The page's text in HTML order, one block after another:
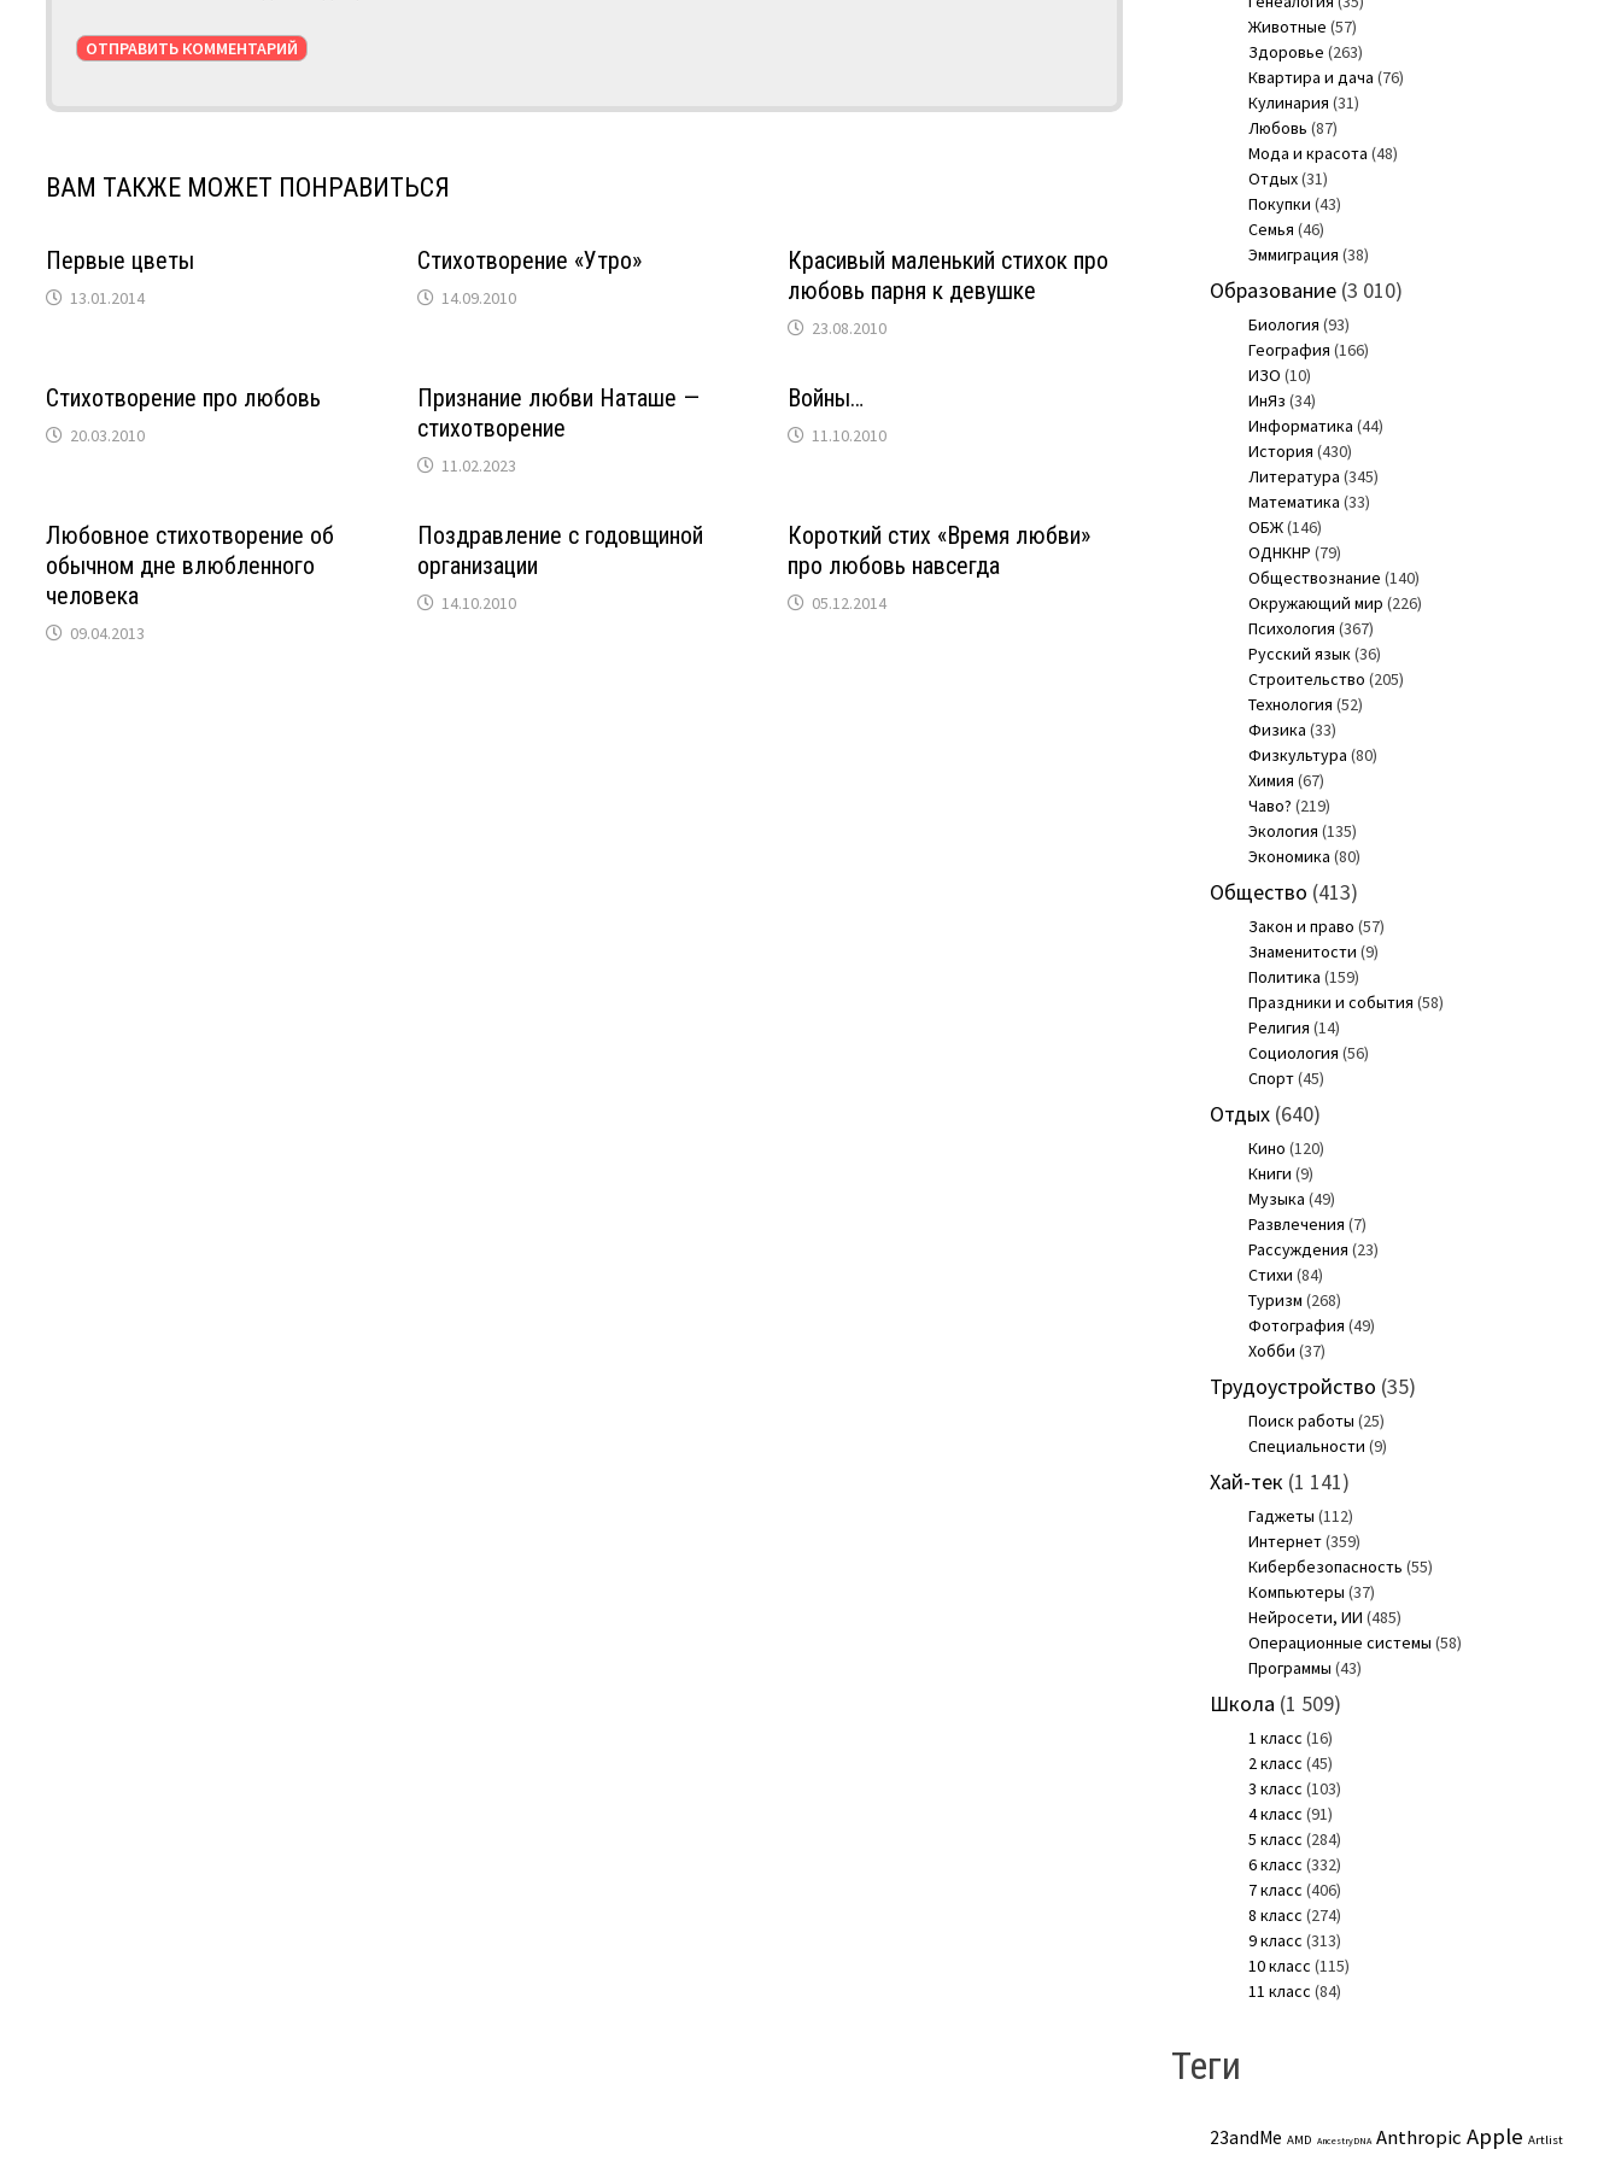
ВАМ ТАКЖЕ МОЖЕТ ПОНРАВИТЬСЯ
Первые цветы
13.01.2014
Стихотворение «Утро»
14.09.2010
Красивый маленький стихок про
любовь парня к девушке
23.08.2010
Стихотворение про любовь
20.03.2010
Признание любви Наташе —
стихотворение
11.02.2023
Войны…
11.10.2010
Любовное стихотворение об
обычном дне влюбленного
человека
09.04.2013
Поздравление с годовщиной
организации
14.10.2010
Короткий стих «Время любви»
про любовь навсегда
05.12.2014
Животные (57)
Здоровье (263)
Квартира и дача (76)
Кулинария (31)
Любовь (87)
Мода и красота (48)
Отдых(31)
Покупки (43)
Семья (46)
Эммиграция (38)
Образование(3 010)
Биология (93)
География (166)
ИЗО (10)
ИнЯз (34)
Информатика (44)
История (430)
Литература (345)
Математика (33)
ОБЖ(146)
ОДНКНР (79)
Обществознание (140)
Окружающий мир (226)
Психология (367)
Русский язык(36)
Строительство (205)
Технология (52)
Физика (33)
Физкультура (80)
Химия (67)
Чаво? (219)
Экология (135)
Экономика (80)
Общество (413)
Закон и право (57)
Знаменитости (9)
Политика (159)
Праздники и события (58)
Религия (14)
Социология (56)
Спорт(45)
Отдых(640)
Кино (120)
Книги (9)
Музыка (49)
Развлечения (7)
Рассуждения (23)
Стихи (84)
Туризм (268)
Фотография (49)
Хобби (37)
Трудоустройство (35)
Поиск работы (25)
Специальности (9)
Хай-тек (1 141)
Гаджеты (112)
Интернет(359)
Кибербезопасность (55)
Компьютеры (37)
Нейросети, ИИ (485)
Операционные системы (58)
Программы (43)
Школа (1 509)
1 класс (16)
2 класс (45)
3 класс (103)
4 класс (91)
5 класс (284)
6 класс (332)
7 класс (406)
8 класс (274)
9 класс (313)
10 класс (115)
11 класс (84)
Теги
23andMe AMD AncestryDNA Anthropic Apple Artlist